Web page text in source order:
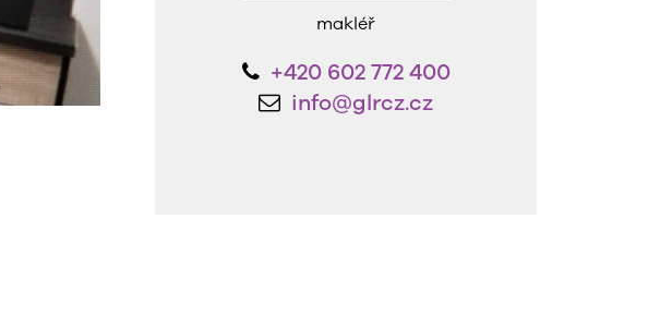
makléř
+420 602 772 400
info@glrcz.cz